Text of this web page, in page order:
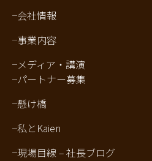
会社情報
事業内容
メディア・講演
パートナー募集
懸け橋
私とKaien
現場目線 – 社長ブログ